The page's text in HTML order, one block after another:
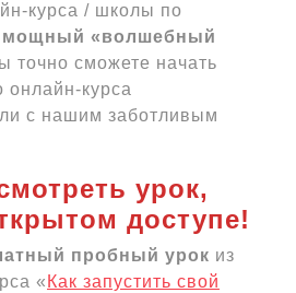
курса / школы по
«волшебный
точно сможете начать
онлайн-курса
с нашим заботливым
урок,
доступе!
пробный урок из
« Как запустить свой